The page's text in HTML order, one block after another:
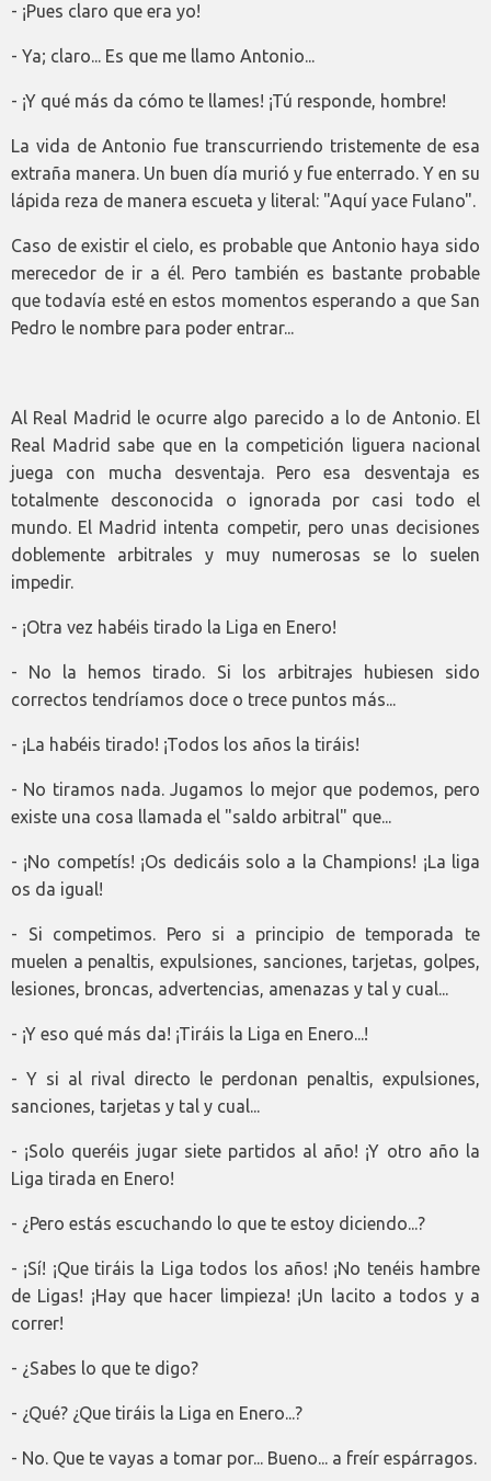
- ¡Pues claro que era yo!
- Ya; claro... Es que me llamo Antonio...
- ¡Y qué más da cómo te llames! ¡Tú responde, hombre!
La vida de Antonio fue transcurriendo tristemente de esa
extraña manera. Un buen día murió y fue enterrado. Y en su
lápida reza de manera escueta y literal: "Aquí yace Fulano".
Caso de existir el cielo, es probable que Antonio haya sido
merecedor de ir a él. Pero también es bastante probable
que todavía esté en estos momentos esperando a que San
Pedro le nombre para poder entrar...
Al Real Madrid le ocurre algo parecido a lo de Antonio. El
Real Madrid sabe que en la competición liguera nacional
juega con mucha desventaja. Pero esa desventaja es
totalmente desconocida o ignorada por casi todo el
mundo. El Madrid intenta competir, pero unas decisiones
doblemente arbitrales y muy numerosas se lo suelen
impedir.
- ¡Otra vez habéis tirado la Liga en Enero!
- No la hemos tirado. Si los arbitrajes hubiesen sido
correctos tendríamos doce o trece puntos más...
- ¡La habéis tirado! ¡Todos los años la tiráis!
- No tiramos nada. Jugamos lo mejor que podemos, pero
existe una cosa llamada el "saldo arbitral" que...
- ¡No competís! ¡Os dedicáis solo a la Champions! ¡La liga
os da igual!
- Si competimos. Pero si a principio de temporada te
muelen a penaltis, expulsiones, sanciones, tarjetas, golpes,
lesiones, broncas, advertencias, amenazas y tal y cual...
- ¡Y eso qué más da! ¡Tiráis la Liga en Enero...!
- Y si al rival directo le perdonan penaltis, expulsiones,
sanciones, tarjetas y tal y cual...
- ¡Solo queréis jugar siete partidos al año! ¡Y otro año la
Liga tirada en Enero!
- ¿Pero estás escuchando lo que te estoy diciendo...?
- ¡Sí! ¡Que tiráis la Liga todos los años! ¡No tenéis hambre
de Ligas! ¡Hay que hacer limpieza! ¡Un lacito a todos y a
correr!
- ¿Sabes lo que te digo?
- ¿Qué? ¿Que tiráis la Liga en Enero...?
- No. Que te vayas a tomar por... Bueno... a freír espárragos.